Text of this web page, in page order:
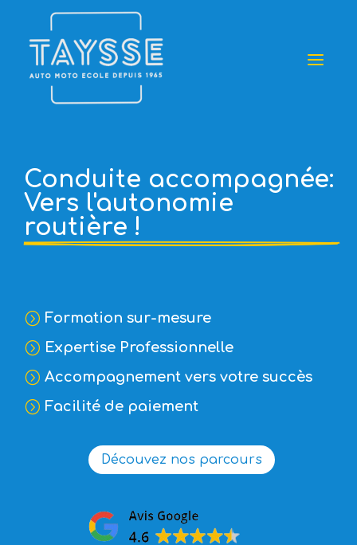
a
Conduite accompagnée:
Vers l'autonomie
routière !
= Formation sur-mesure
= Expertise Professionnelle
= Accompagnement vers votre succès
= Facilité de paiement
Découvez nos parcours